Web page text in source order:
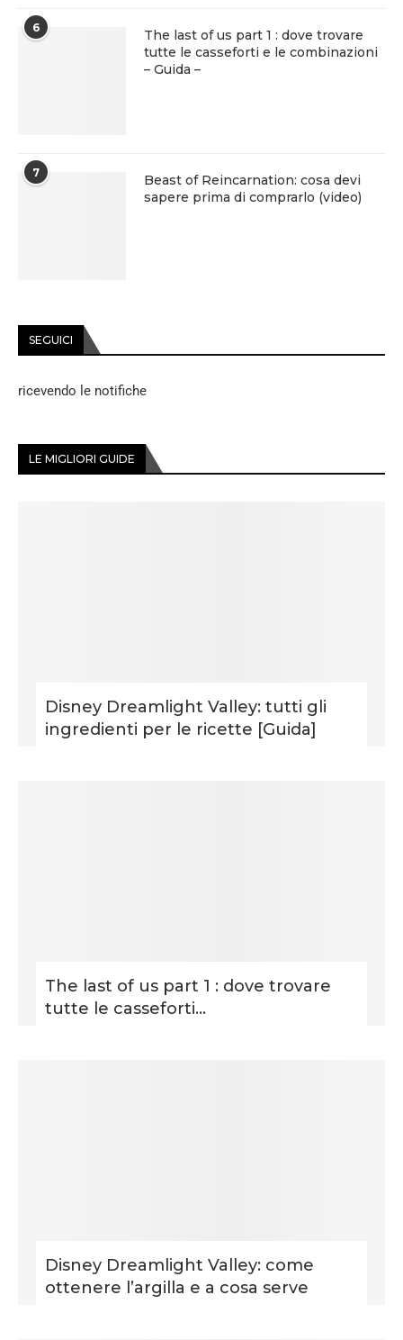
6
The last of us part 1 : dove trovare
tutte le casseforti e le combinazioni
– Guida –
7
Beast of Reincarnation: cosa devi
sapere prima di comprarlo (video)
SEGUICI
ricevendo le notifiche
LE MIGLIORI GUIDE
Disney Dreamlight Valley: tutti gli
ingredienti per le ricette [Guida]
The last of us part 1 : dove trovare
tutte le casseforti...
Disney Dreamlight Valley: come
ottenere l’argilla e a cosa serve